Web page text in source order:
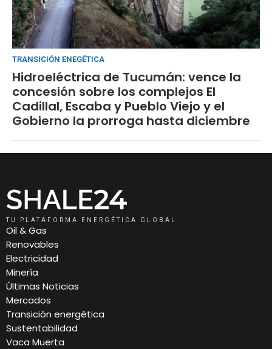
TRANSICIÓN ENEGÉTICA
Hidroeléctrica de Tucumán: vence la
concesión sobre los complejos El
Cadillal, Escaba y Pueblo Viejo y el
Gobierno la prorroga hasta diciembre
TU PLATAFORMA ENERGÉTICA GLOBAL
Oil & Gas
Renovables
Electricidad
Minería
Últimas Noticias
Mercados
Transición energética
Sustentabilidad
Vaca Muerta